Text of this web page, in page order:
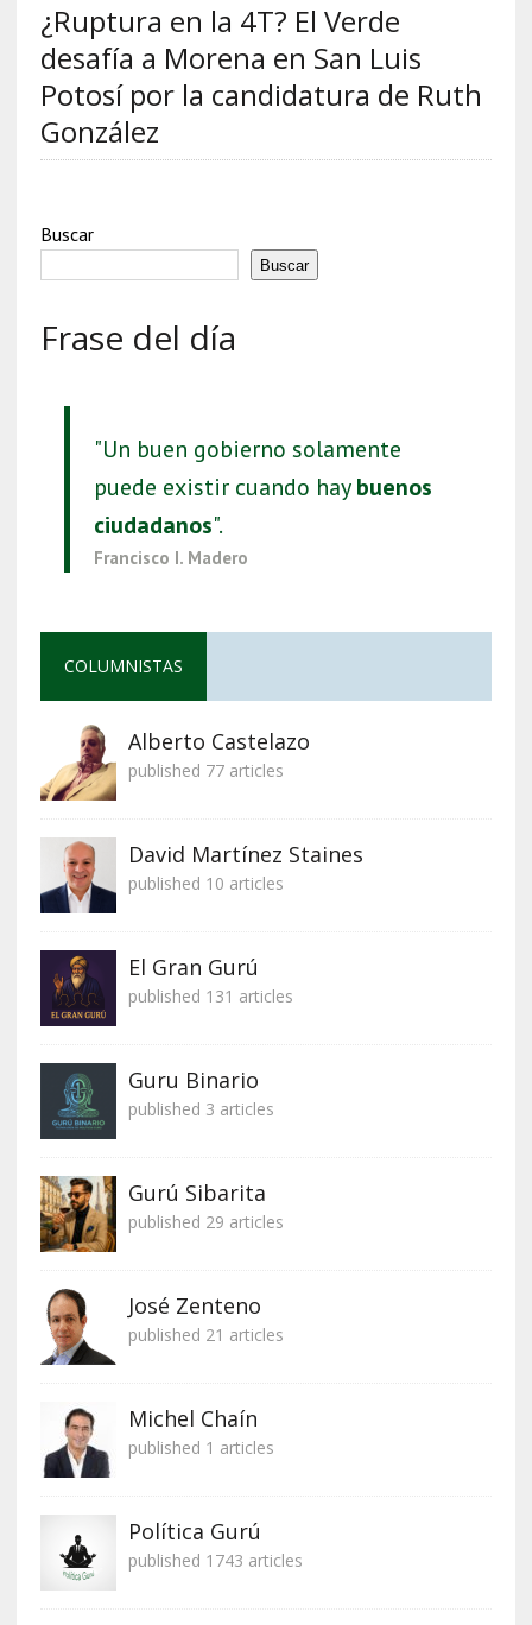
¿Ruptura en la 4T? El Verde
desafía a Morena en San Luis
Potosí por la candidatura de Ruth
González
Buscar
Buscar
Frase del día
"Un buen gobierno solamente
puede existir cuando haybuenos
ciudadanos".
Francisco I. Madero
COLUMNISTAS
Alberto Castelazo
published 77 articles
David Martínez Staines
published 10 articles
El Gran Gurú
published 131 articles
Guru Binario
published 3 articles
Gurú Sibarita
published 29 articles
José Zenteno
published 21 articles
Michel Chaín
published 1 articles
Política Gurú
published 1743 articles